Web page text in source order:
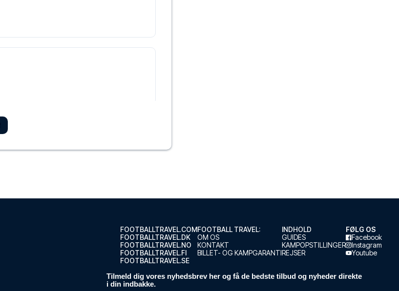
FOOTBALLTRAVEL.COM
FOOTBALLTRAVEL.DK
FOOTBALLTRAVEL.NO
FOOTBALLTRAVEL.FI
FOOTBALLTRAVEL.SE
FOOTBALL TRAVEL:
OM OS
KONTAKT
BILLET- OG KAMPGARANTI
INDHOLD
GUIDES
KAMPOPSTILLINGER
REJSER
FØLG OS
Facebook
Instagram
Youtube
Tilmeld dig vores nyhedsbrev her og få de bedste tilbud og nyheder direkte
i din indbakke.